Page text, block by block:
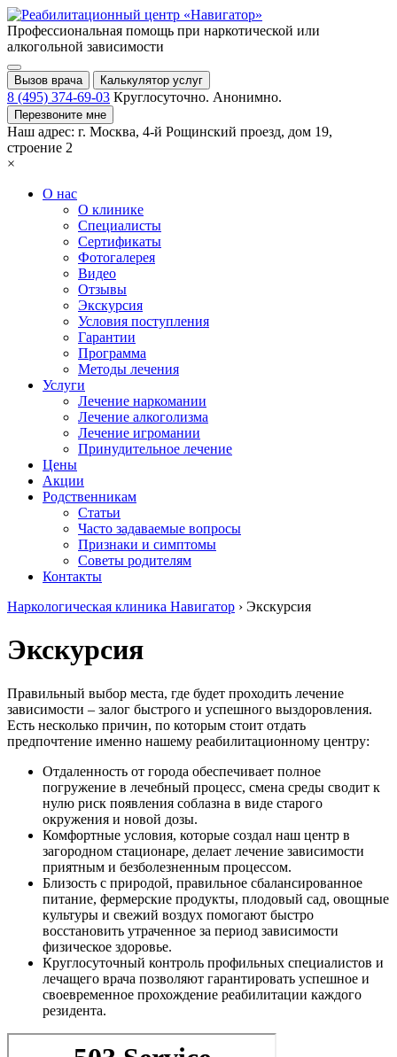
Профессиональная помощь при наркотической или
алкогольной зависимости
Вызов врача Калькулятор услуг
8 (495) 374-69-03 Круглосуточно. Анонимно.
Перезвоните мне
Наш адрес: г. Москва, 4-й Рощинский проезд, дом 19,
строение 2
×
О нас
О клинике
Специалисты
Сертификаты
Фотогалерея
Видео
Отзывы
Экскурсия
Условия поступления
Гарантии
Программа
Методы лечения
Услуги
Лечение наркомании
Лечение алкоголизма
Лечение игромании
Принудительное лечение
Цены
Акции
Родственникам
Cтатьи
Часто задаваемые вопросы
Признаки и симптомы
Советы родителям
Контакты
Наркологическая клиника Навигатор › Экскурсия
Экскурсия
Правильный выбор места, где будет проходить лечение
зависимости – залог быстрого и успешного выздоровления.
Есть несколько причин, по которым стоит отдать
предпочтение именно нашему реабилитационному центру:
Отдаленность от города обеспечивает полное
погружение в лечебный процесс, смена среды сводит к
нулю риск появления соблазна в виде старого
окружения и новой дозы.
Комфортные условия, которые создал наш центр в
загородном стационаре, делает лечение зависимости
приятным и безболезненным процессом.
Близость с природой, правильное сбалансированное
питание, фермерские продукты, плодовый сад, овощные
культуры и свежий воздух помогают быстро
восстановить утраченное за период зависимости
физическое здоровье.
Круглосуточный контроль профильных специалистов и
лечащего врача позволяют гарантировать успешное и
своевременное прохождение реабилитации каждого
резидента.